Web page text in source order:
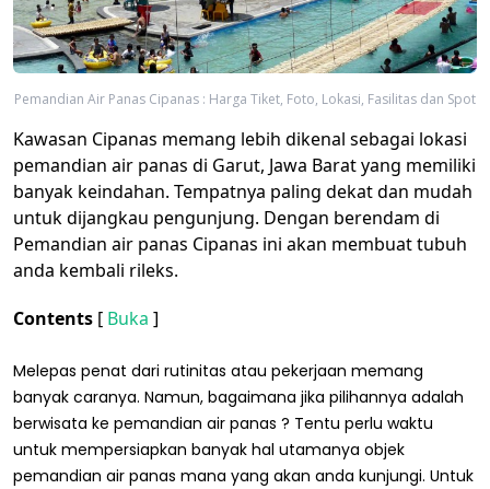
Pemandian Air Panas Cipanas : Harga Tiket, Foto, Lokasi, Fasilitas dan Spot
Kawasan Cipanas memang lebih dikenal sebagai lokasi
pemandian air panas di Garut, Jawa Barat​ yang memiliki
banyak keindahan. Tempatnya paling dekat dan mudah
untuk dijangkau pengunjung. Dengan berendam di
Pemandian air panas Cipanas ini akan membuat tubuh
anda kembali rileks.
Contents [ Buka ]
Melepas penat dari rutinitas atau pekerjaan memang
banyak caranya. Namun, bagaimana jika pilihannya adalah
berwisata ke pemandian air panas ? Tentu perlu waktu
untuk mempersiapkan banyak hal utamanya objek
pemandian air panas mana yang akan anda kunjungi. Untuk